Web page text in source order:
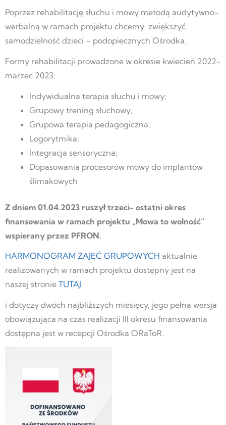
Poprzez rehabilitację słuchu i mowy metodą audytywno-
werbalną w ramach projektu chcemy zwiększyć
samodzielność dzieci – podopiecznych Ośrodka.
Formy rehabilitacji prowadzone w okresie kwiecień 2022-
marzec 2023:
Indywidualna terapia słuchu i mowy;
Grupowy trening słuchowy;
Grupowa terapia pedagogiczna;
Logorytmika;
Integracja sensoryczna;
Dopasowania procesorów mowy do implantów
ślimakowych
Z dniem 01.04.2023 ruszył trzeci- ostatni okres
finansowania w ramach projektu „Mowa to wolność”
wspierany przez PFRON.
HARMONOGRAM ZAJĘĆ GRUPOWYCH aktualnie
realizowanych w ramach projektu dostępny jest na
naszej stronie TUTAJ
i dotyczy dwóch najbliższych miesięcy, jego pełna wersja
obowiązująca na czas realizacji III okresu finansowania
dostępna jest w recepcji Ośrodka ORaToR.